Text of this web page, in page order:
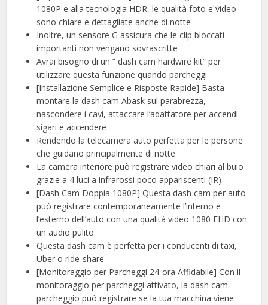
1080P e alla tecnologia HDR, le qualità foto e video
sono chiare e dettagliate anche di notte
Inoltre, un sensore G assicura che le clip bloccati
importanti non vengano sovrascritte
Avrai bisogno di un ” dash cam hardwire kit” per
utilizzare questa funzione quando parcheggi
[Installazione Semplice e Risposte Rapide] Basta
montare la dash cam Abask sul parabrezza,
nascondere i cavi, attaccare l’adattatore per accendi
sigari e accendere
Rendendo la telecamera auto perfetta per le persone
che guidano principalmente di notte
La camera interiore può registrare video chiari al buio
grazie a 4 luci a infrarossi poco appariscenti (IR)
[Dash Cam Doppia 1080P] Questa dash cam per auto
può registrare contemporaneamente l’interno e
l’esterno dell’auto con una qualità video 1080 FHD con
un audio pulito
Questa dash cam è perfetta per i conducenti di taxi,
Uber o ride-share
[Monitoraggio per Parcheggi 24-ora Affidabile] Con il
monitoraggio per parcheggi attivato, la dash cam
parcheggio può registrare se la tua macchina viene